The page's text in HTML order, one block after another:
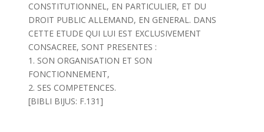
CONSTITUTIONNEL, EN PARTICULIER, ET DU
DROIT PUBLIC ALLEMAND, EN GENERAL. DANS
CETTE ETUDE QUI LUI EST EXCLUSIVEMENT
CONSACREE, SONT PRESENTES :
1. SON ORGANISATION ET SON
FONCTIONNEMENT,
2. SES COMPETENCES.
[BIBLI BIJUS: F.131]